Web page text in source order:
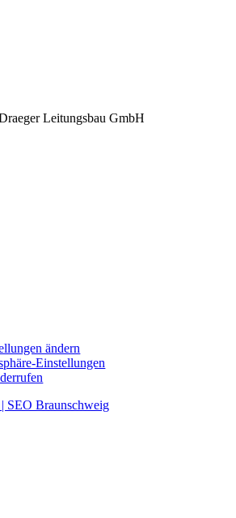
Leitungsbau GmbH
ändern
Einstellungen
SEO Braunschweig